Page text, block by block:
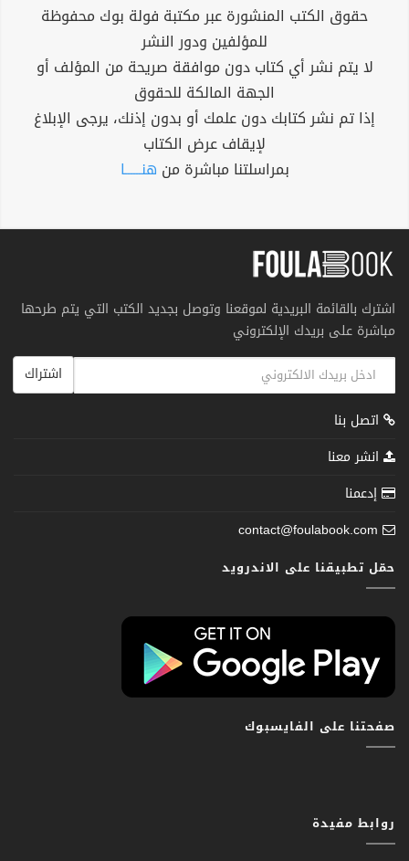
حقوق الكتب المنشورة عبر مكتبة فولة بوك محفوظة
للمؤلفين ودور النشر
لا يتم نشر أي كتاب دون موافقة صريحة من المؤلف أو
الجهة المالكة للحقوق
إذا تم نشر كتابك دون علمك أو بدون إذنك، يرجى الإبلاغ
لإيقاف عرض الكتاب
بمراسلتنا مباشرة من هنــــــا
اشترك بالقائمة البريدية لموقعنا وتوصل بجديد الكتب التي يتم طرحها
مباشرة على بريدك الإلكتروني
اشتراك
اتصل بنا
انشر معنا
إدعمنا
contact@foulabook.com
حمّل تطبيقنا على الاندرويد
صفحتنا على الفايسبوك
روابط مفيدة